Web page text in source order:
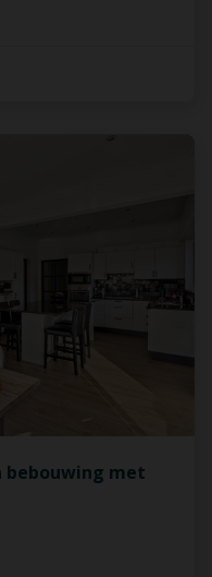
bebouwing met